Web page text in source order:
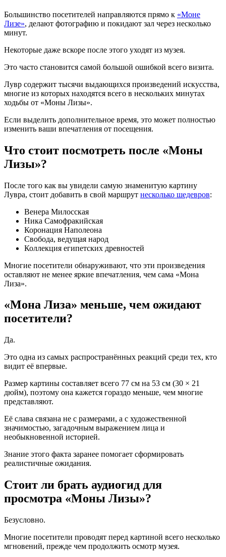
Большинство посетителей направляются прямо к «Моне
Лизе», делают фотографию и покидают зал через несколько
минут.
Некоторые даже вскоре после этого уходят из музея.
Это часто становится самой большой ошибкой всего визита.
Лувр содержит тысячи выдающихся произведений искусства,
многие из которых находятся всего в нескольких минутах
ходьбы от «Моны Лизы».
Если выделить дополнительное время, это может полностью
изменить ваши впечатления от посещения.
Что стоит посмотреть после «Моны
Лизы»?
После того как вы увидели самую знаменитую картину
Лувра, стоит добавить в свой маршрут несколько шедевров:
Венера Милосская
Ника Самофракийская
Коронация Наполеона
Свобода, ведущая народ
Коллекция египетских древностей
Многие посетители обнаруживают, что эти произведения
оставляют не менее яркие впечатления, чем сама «Мона
Лиза».
«Мона Лиза» меньше, чем ожидают
посетители?
Да.
Это одна из самых распространённых реакций среди тех, кто
видит её впервые.
Размер картины составляет всего 77 см на 53 см (30 × 21
дюйм), поэтому она кажется гораздо меньше, чем многие
представляют.
Её слава связана не с размерами, а с художественной
значимостью, загадочным выражением лица и
необыкновенной историей.
Знание этого факта заранее помогает сформировать
реалистичные ожидания.
Стоит ли брать аудиогид для
просмотра «Моны Лизы»?
Безусловно.
Многие посетители проводят перед картиной всего несколько
мгновений, прежде чем продолжить осмотр музея.